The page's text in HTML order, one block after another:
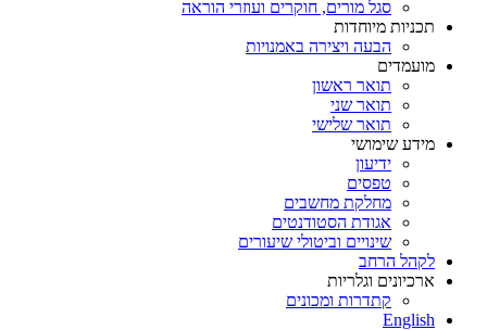
סגל מורים, חוקרים ועוזרי הוראה
תכניות מיוחדות
הבעה ויצירה באמנויות
מועמדים
תואר ראשון
תואר שני
תואר שלישי
מידע שימושי
ידיעון
טפסים
מחלקת מחשבים
אגודת הסטודנטים
שינויים וביטולי שיעורים
לקהל הרחב
ארכיונים וגלריות
קתדרות ומכונים
English